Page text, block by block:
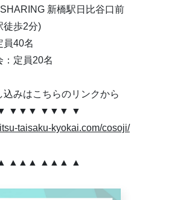
新橋駅日比谷口前
歩2分)
員40名
：定員20名
込みはこちらのリンクから
▼▼▼ ▼▼▼ ▼
taisaku-kyokai.com/cosoji/
▲▲▲ ▲▲▲ ▲